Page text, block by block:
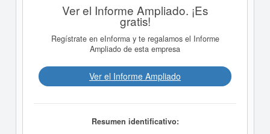
Ver el Informe Ampliado. ¡Es
gratis!
Regístrate en eInforma y te regalamos el Informe
Ampliado de esta empresa
Ver el Informe Ampliado
Resumen identificativo: